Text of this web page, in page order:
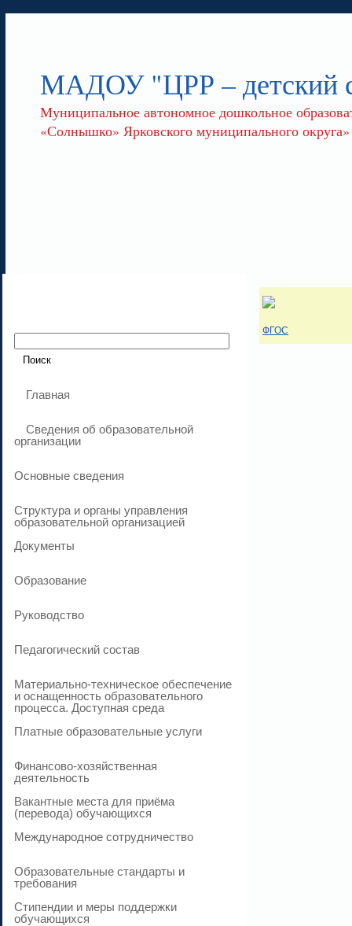
МАДОУ "ЦРР –
Муниципальное автономное дошкольное
«Солнышко» Ярковского муниципального округа»
Главная
Сведения об образовательной
организации
Основные сведения
Структура и органы управления
образовательной организацией
Документы
Образование
Руководство
Педагогический состав
Материально-техническое обеспечение
и оснащенность образовательного
процесса. Доступная среда
Платные образовательные услуги
Финансово-хозяйственная
деятельность
Вакантные места для приёма
(перевода) обучающихся
Международное сотрудничество
Образовательные стандарты и
требования
Стипендии и меры поддержки
обучающихся
ФГОС